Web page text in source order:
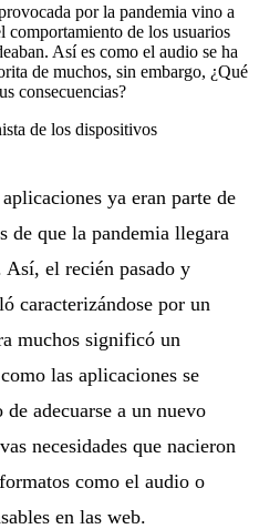
por la pandemia vino a
de los usuarios
Así es como el audio se ha
de muchos, sin embargo, ¿Qué
consecuencias?
ya eran parte de
de que la pandemia llegara
el recién pasado y
caracterizándose por un
muchos significó un
las aplicaciones se
adecuarse a un nuevo
necesidades que nacieron
como el audio o
en las web.